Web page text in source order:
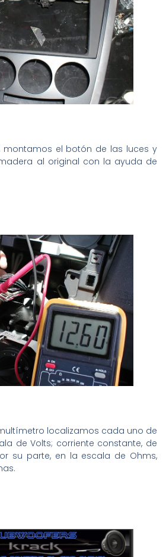
montamos el botón de las luces y
al original con la ayuda de
localizamos cada uno de
de Volts; corriente constante, de
su parte, en la escala de Ohms,